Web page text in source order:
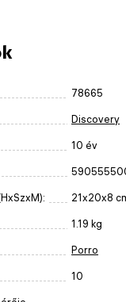
78665
Discovery
10 év
21x20x8
1.19 kg
Porro
10